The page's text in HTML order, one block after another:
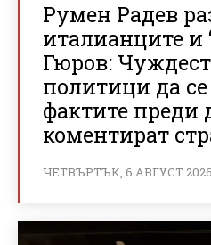
Румен Радев
италианците и
Гюров:
политици да се
фактите преди
коментират
ЧЕТВЪРТЪК, 6 АВГУСТ 2026